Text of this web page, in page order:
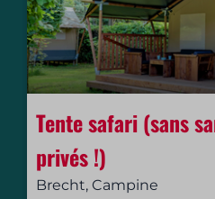
Tente safari (sans
privés !)
Brecht, Campine